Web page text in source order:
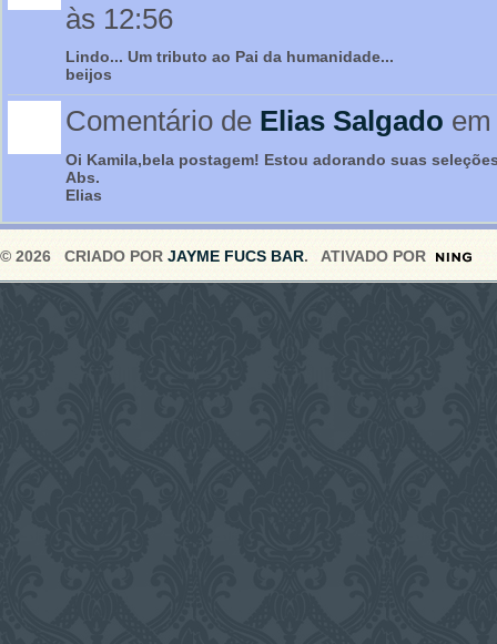
às 12:56
Lindo... Um tributo ao Pai da humanidade...
beijos
Comentário de Elias Salgado
Oi Kamila,bela postagem! Estou adorando suas
Abs.
Elias
© 2026 CRIADO POR JAYME FUCS BAR. ATIVADO POR